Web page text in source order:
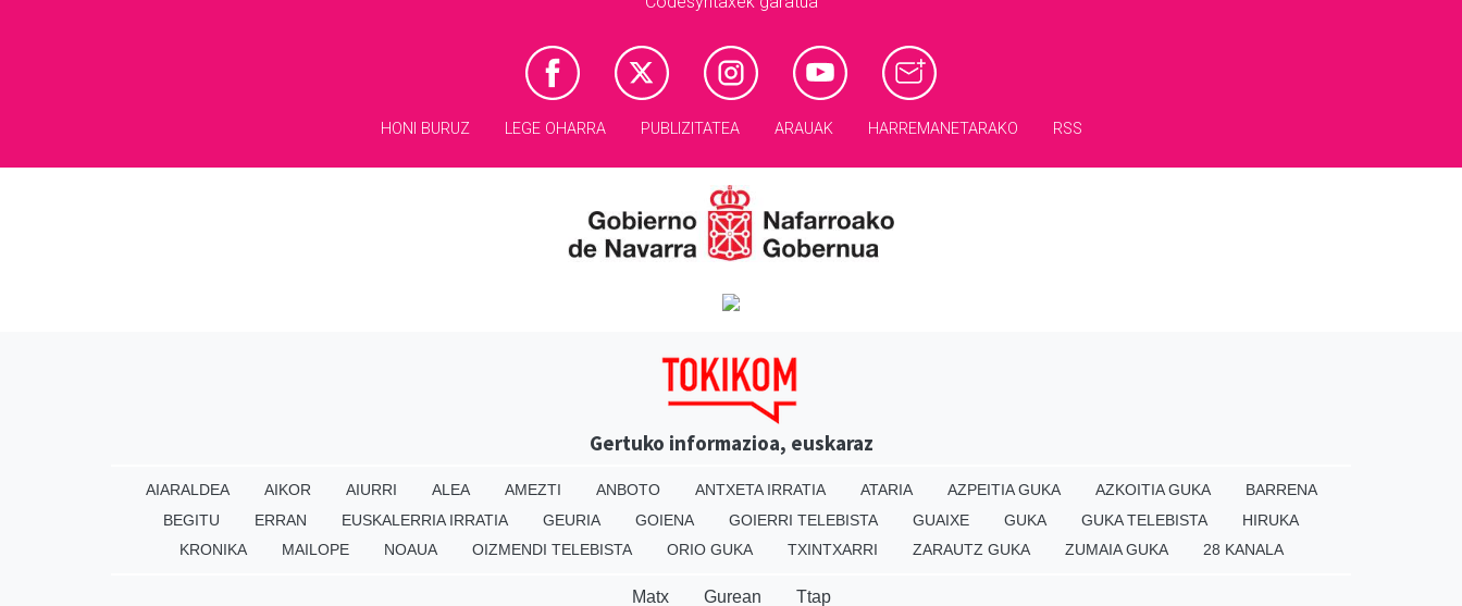
HONI BURUZ LEGE OHARRA PUBLIZITATEA ARAUAK HARREMANETARAKO RSS
Gertuko informazioa, euskaraz
AIARALDEA AIKOR AIURRI ALEA AMEZTI ANBOTO ANTXETA IRRATIA ATARIA AZPEITIA GUKA AZKOITIA GUKA
BARRENA
BEGITU
ERRAN EUSKALERRIA IRRATIA GEURIA GOIENA GOIERRI TELEBISTA GUAIXE GUKA GUKA TELEBISTA
HIRUKA
KRONIKA
MAILOPE NOAUA OIZMENDI TELEBISTA ORIO GUKA TXINTXARRI ZARAUTZ GUKA ZUMAIA GUKA 28 KANALA
Matx Gurean Ttap